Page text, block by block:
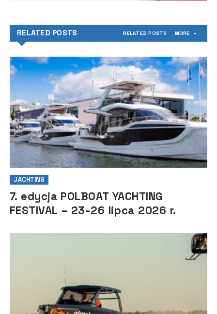
RELATED POSTS RELATED POSTS MORE
JACHTING
7. edycja POLBOAT YACHTING
FESTIVAL – 23-26 lipca 2026 r.